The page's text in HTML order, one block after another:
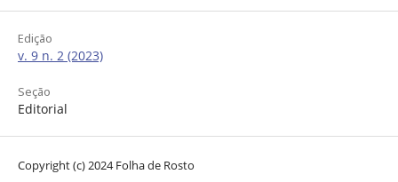
Edição
v. 9 n. 2 (2023)
Seção
Editorial
Copyright (c) 2024 Folha de Rosto